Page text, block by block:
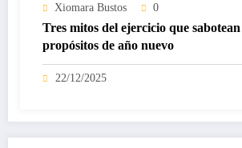
Xiomara Bustos 0
Tres mitos del ejercicio que sabotean
propósitos de año nuevo
22/12/2025